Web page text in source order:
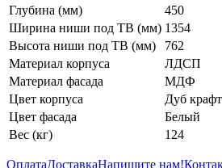
Глубина (мм)
450
Ширина ниши под ТВ (мм) 1354
Высота ниши под ТВ (мм)
762
Материал корпуса
ЛДСП
Материал фасада
МДФ
Цвет корпуса
Дуб крафт
Цвет фасада
Белый
Вес (кг)
124
ОплатаДоставкаНапишите нам!